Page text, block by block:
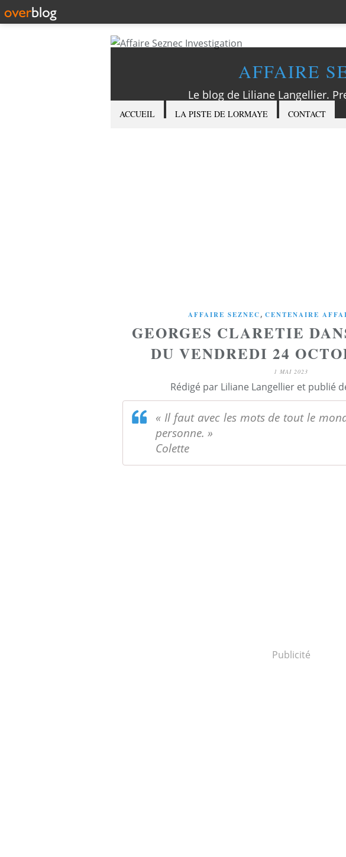
AFFAIRE
Le blog de Liliane Langellier.
ACCUEIL LA PISTE DE LORMAYE CONTACT
AFFAIRE SEZNEC, CENTENAIRE
GEORGES CLARETIE
DU VENDREDI 24
1 MAI 2023
Rédigé par Liliane Langellier et publié
« Il faut avec les mots de tout le
personne. »
Colette
Publicité